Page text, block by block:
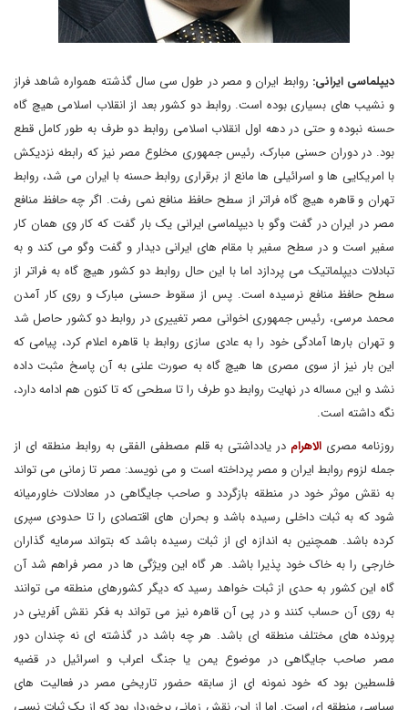
دیپلماسی ایرانی: روابط ایران و مصر در طول سی سال گذشته همواره شاهد فراز
و نشیب های بسیاری بوده است. روابط دو کشور بعد از انقلاب اسلامی هیچ گاه
حسنه نبوده و حتی در دهه اول انقلاب اسلامی روابط دو طرف به طور کامل قطع
بود. در دوران حسنی مبارک، رئیس جمهوری مخلوع مصر نیز که رابطه نزدیکش
با امریکایی ها و اسرائیلی ها مانع از برقراری روابط حسنه با ایران می شد، روابط
تهران و قاهره هیچ گاه فراتر از سطح حافظ منافع نمی رفت. اگر چه حافظ منافع
مصر در ایران در گفت وگو با دیپلماسی ایرانی یک بار گفت که کار وی همان کار
سفیر است و در سطح سفیر با مقام های ایرانی دیدار و گفت وگو می کند و به
تبادلات دیپلماتیک می پردازد اما با این حال روابط دو کشور هیچ گاه به فراتر از
سطح حافظ منافع نرسیده است. پس از سقوط حسنی مبارک و روی کار آمدن
محمد مرسی، رئیس جمهوری اخوانی مصر تغییری در روابط دو کشور حاصل شد
و تهران بارها آمادگی خود را به عادی سازی روابط با قاهره اعلام کرد، پیامی که
این بار نیز از سوی مصری ها هیچ گاه به صورت علنی به آن پاسخ مثبت داده
نشد و این مساله در نهایت روابط دو طرف را تا سطحی که تا کنون هم ادامه دارد،
نگه داشته است.
روزنامه مصریالاهرامدر یادداشتی به قلم مصطفی الفقی به روابط منطقه ای از
جمله لزوم روابط ایران و مصر پرداخته است و می نویسد: مصر تا زمانی می تواند
به نقش موثر خود در منطقه بازگردد و صاحب جایگاهی در معادلات خاورمیانه
شود که به ثبات داخلی رسیده باشد و بحران های اقتصادی را تا حدودی سپری
کرده باشد. همچنین به اندازه ای از ثبات رسیده باشد که بتواند سرمایه گذاران
خارجی را به خاک خود پذیرا باشد. هر گاه این ویژگی ها در مصر فراهم شد آن
گاه این کشور به حدی از ثبات خواهد رسید که دیگر کشورهای منطقه می توانند
به روی آن حساب کنند و در پی آن قاهره نیز می تواند به فکر نقش آفرینی در
پرونده های مختلف منطقه ای باشد. هر چه باشد در گذشته ای نه چندان دور
مصر صاحب جایگاهی در موضوع یمن یا جنگ اعراب و اسرائیل در قضیه
فلسطین بود که خود نمونه ای از سابقه حضور تاریخی مصر در فعالیت های